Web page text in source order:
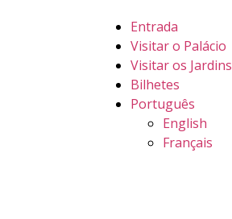
Entrada
Visitar o Palácio
Visitar os Jardins
Bilhetes
Português
English
Français